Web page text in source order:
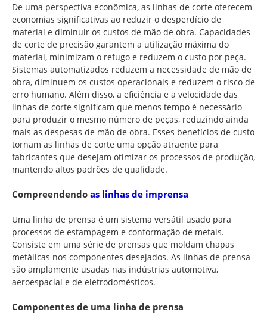
De uma perspectiva econômica, as linhas de corte oferecem
economias significativas ao reduzir o desperdício de
material e diminuir os custos de mão de obra. Capacidades
de corte de precisão garantem a utilização máxima do
material, minimizam o refugo e reduzem o custo por peça.
Sistemas automatizados reduzem a necessidade de mão de
obra, diminuem os custos operacionais e reduzem o risco de
erro humano. Além disso, a eficiência e a velocidade das
linhas de corte significam que menos tempo é necessário
para produzir o mesmo número de peças, reduzindo ainda
mais as despesas de mão de obra. Esses benefícios de custo
tornam as linhas de corte uma opção atraente para
fabricantes que desejam otimizar os processos de produção,
mantendo altos padrões de qualidade.
Compreendendo as linhas de imprensa
Uma linha de prensa é um sistema versátil usado para
processos de estampagem e conformação de metais.
Consiste em uma série de prensas que moldam chapas
metálicas nos componentes desejados. As linhas de prensa
são amplamente usadas nas indústrias automotiva,
aeroespacial e de eletrodomésticos.
Componentes de uma linha de prensa